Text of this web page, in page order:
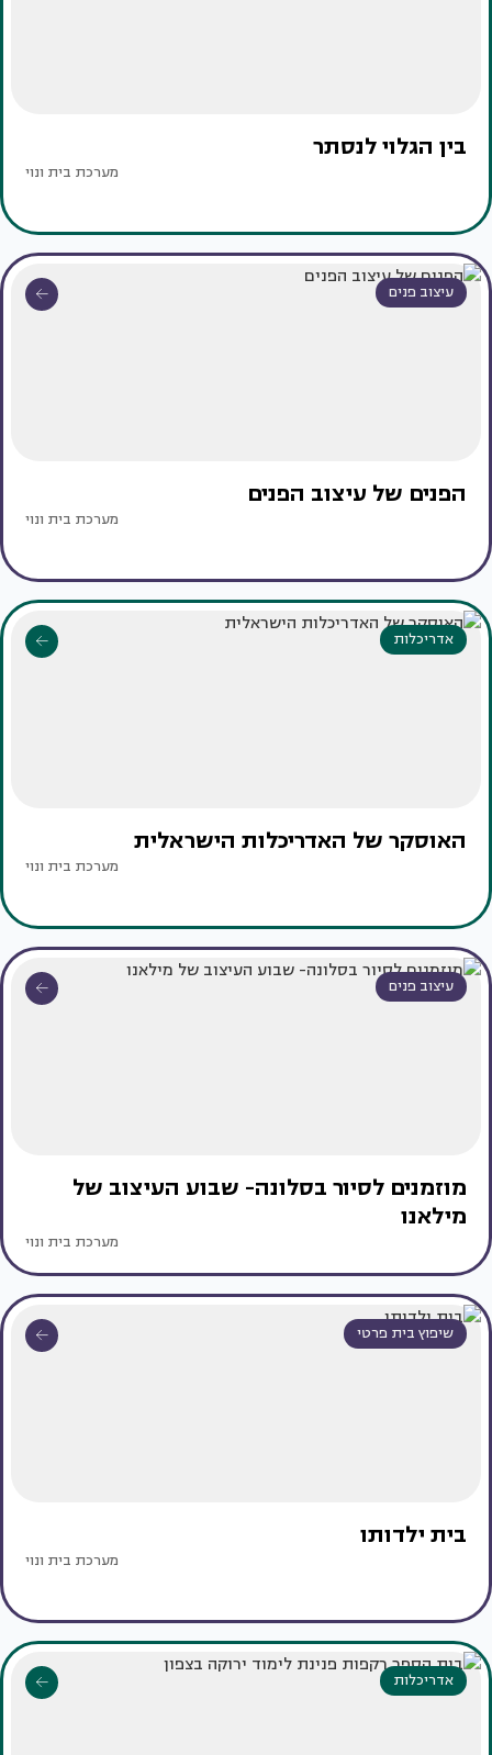
בין הגלוי לנסתר
מערכת בית ונוי
עיצוב פנים
הפנים של עיצוב הפנים
מערכת בית ונוי
אדריכלות
האוסקר של האדריכלות הישראלית
מערכת בית ונוי
עיצוב פנים
מוזמנים לסיור בסלונה- שבוע העיצוב של
מילאנו
מערכת בית ונוי
שיפוץ בית פרטי
בית ילדותו
מערכת בית ונוי
אדריכלות